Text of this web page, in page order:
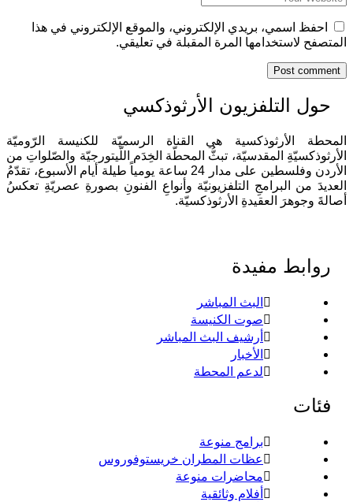
احفظ اسمي، بريدي الإلكتروني، والموقع الإلكتروني في هذا
لاستخدامها المرة المقبلة في تعليقي.
حول التلفزيون الأرثوذكسي
الأرثوذكسية هي القناة الرسميّة للكنيسة الرّوميّة
المقدسيّة، تبثُّ المحطّة الخِدَم اللّيتورجيّة والصّلواتِ من
الأردن وفلسطين على مدار 24 ساعة يومياً طيلة أيام الأسبوع، تقدّمُ
من البرامجِ التلفزيونيّة وأنواعِ الفنونِ بصورةِ عصريّةِ تعكسُ
وجوهرَ العقيدةِ الأرثوذكسيّة.
روابط مفيدة
البث المباشر
صوت الكنيسة
أرشيف البث المباشر
الأخبار
لدعم المحطة
فئات
برامج منوعة
عظات المطران خريستوفوروس
محاضرات منوعة
أفلام وثائقية